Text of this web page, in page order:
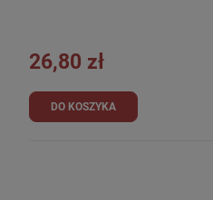
26,80 zł
DO KOSZYKA